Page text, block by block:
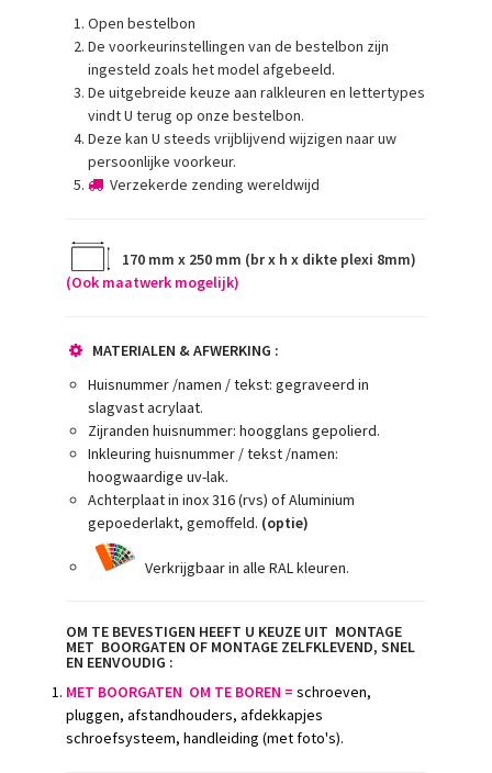
Open bestelbon
De voorkeurinstellingen van de bestelbon zijn
ingesteld zoals het model afgebeeld.
De uitgebreide keuze aan ralkleuren en lettertypes
vindt U terug op onze bestelbon.
Deze kan U steeds vrijblijvend wijzigen naar uw
persoonlijke voorkeur.
Verzekerde zending wereldwijd
170 mm x 250 mm (br x h x dikte plexi 8mm)
(Ook maatwerk mogelijk)
MATERIALEN & AFWERKING :
Huisnummer /namen / tekst: gegraveerd in
slagvast acrylaat.
Zijranden huisnummer: hoogglans gepolierd.
Inkleuring huisnummer / tekst /namen:
hoogwaardige uv-lak.
Achterplaat in inox 316 (rvs) of Aluminium
gepoederlakt, gemoffeld. (optie)
Verkrijgbaar in alle RAL kleuren.
OM TE BEVESTIGEN HEEFT U KEUZE UIT MONTAGE
MET BOORGATEN OF MONTAGE ZELFKLEVEND, SNEL
EN EENVOUDIG :
MET BOORGATEN OM TE BOREN = schroeven,
pluggen, afstandhouders, afdekkapjes
schroefsysteem, handleiding (met foto's).